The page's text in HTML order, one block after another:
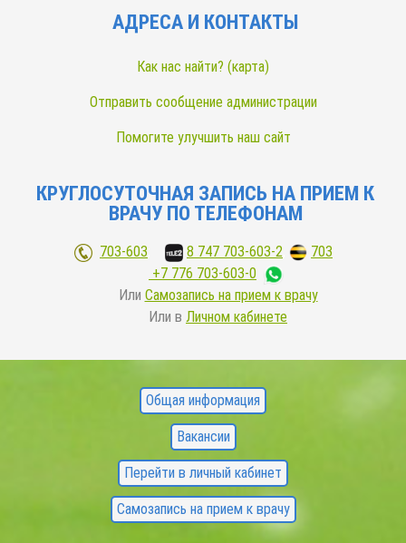
АДРЕСА И КОНТАКТЫ
Как нас найти? (карта)
Отправить сообщение администрации
Помогите улучшить наш сайт
КРУГЛОСУТОЧНАЯ ЗАПИСЬ НА ПРИЕМ К
ВРАЧУ ПО ТЕЛЕФОНАМ
703-603 8 747 703-603-2
703
+7 776 703-603-0
Или Самозапись на прием к врачу
Или в Личном кабинете
Общая информация
Вакансии
Перейти в личный кабинет
Самозапись на прием к врачу